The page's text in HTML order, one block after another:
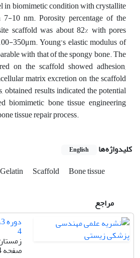
in biomimetic condition with crystallite
7-10 nm. Porosity percentage of the
scaffold was about 82% with pores
350μm. Young’s elastic modulus of
with that of the spongy bone. The
on the scaffold showed adhesion,
matrix excretion on the scaffold
obtained results indicated the potential
biomimetic bone tissue engineering
tissue repair process.
کلیدواژه‌ها English
Gelatin Scaffold
Bone tissue
مراجع
4
زمستان
صفحه